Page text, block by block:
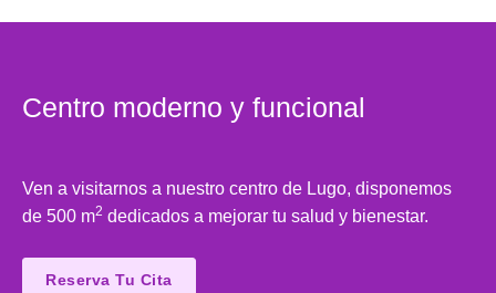
Centro moderno y funcional
Ven a visitarnos a nuestro centro de Lugo, disponemos
de 500 m2 dedicados a mejorar tu salud y bienestar.
Reserva Tu Cita